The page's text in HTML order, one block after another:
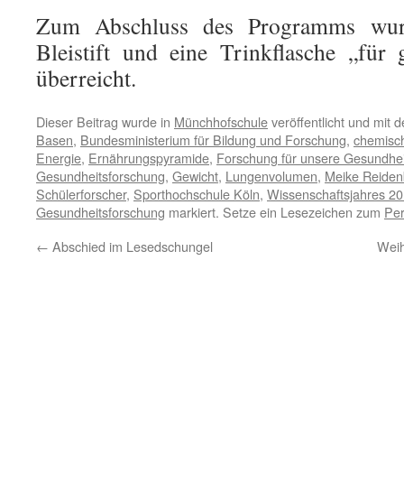
Zum Abschluss des Programms
Bleistift und eine Trinkflasche „für
überreicht.
Dieser Beitrag wurde in Münchhofschuleveröffentlicht und mit
Basen, Bundesministerium für Bildung und Forschung,
Energie, Ernährungspyramide, Forschung für unsere
Gesundheitsforschung, Gewicht, Lungenvolumen, Meike
Schülerforscher, Sporthochschule Köln, Wissenschaftsjahres
Gesundheitsforschung markiert. Setze ein Lesezeichen zum
← Abschied im Lesedschungel